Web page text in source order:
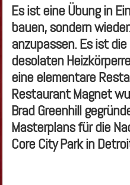
Es ist eine Übung in
bauen, sondern
anzupassen. Es ist
desolaten
eine elementare
Restaurant Magnet
Brad Greenhill
Masterplans für die
Core City Park in